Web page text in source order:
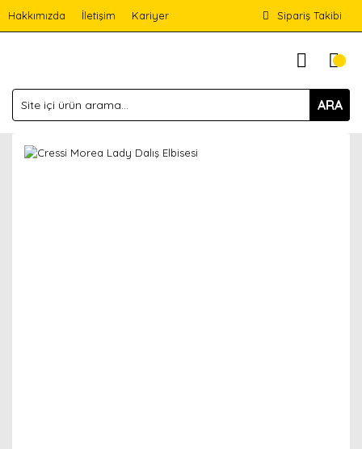
Hakkımızda İletişim Kariyer Sipariş Takibi
ARA